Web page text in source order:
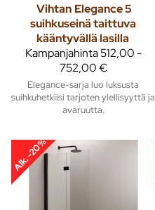
Vihtan Elegance 5
suihkuseinä taittuva
kääntyvällä lasilla
Kampanjahinta512,00 -
752,00 €
Elegance-sarja luo luksusta
suihkuhetkiisi tarjoten ylellisyyttä ja
avaruutta.
Alk. -20%